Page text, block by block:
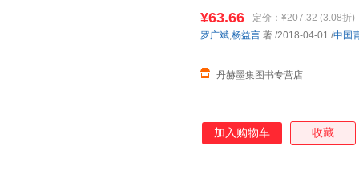
¥63.66 定价： ¥207.32 (3.08折)
丹赫墨集图书专营店
罗广斌,杨益言 著 /2018-04-01 /中国
加入购物车 收藏